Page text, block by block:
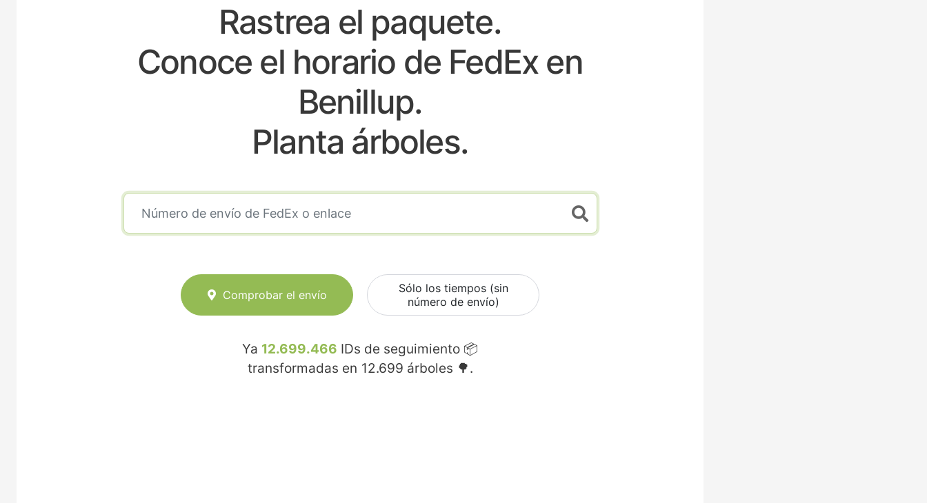
Rastrea el paquete.
Conoce el horario de FedEx en
Benillup.
Planta árboles.
Comprobar el envío
Sólo los tiempos (sin
número de envío)
Ya 12.699.466 IDs de seguimiento 📦
transformadas en 12.699 árboles 🌳.